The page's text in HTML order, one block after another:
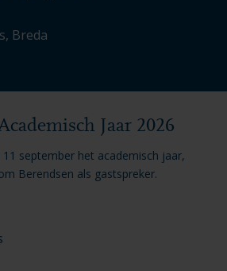
Breda
Jaar 2026
september het academisch jaar,
Berendsen als gastspreker.